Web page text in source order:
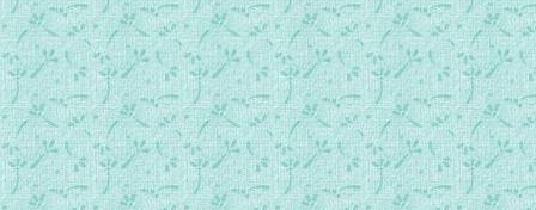
054九、起程赴圣殿1.mp3
055九、起程赴圣殿2.mp3
056十、进耶路撒冷1.mp3
057十、进耶路撒冷2.mp3
058十一、玛利亚进圣殿和她的奉献1.mp3